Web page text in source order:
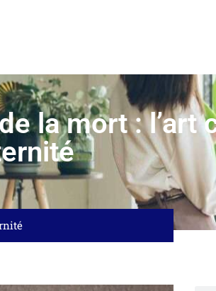
la mort : l’art